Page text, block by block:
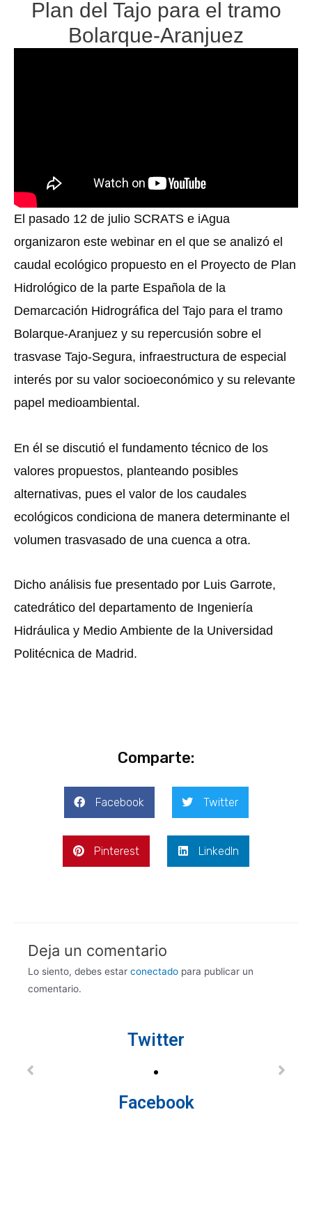
Plan del Tajo para el tramo
Bolarque-Aranjuez
El pasado 12 de julio SCRATS e iAgua
organizaron este webinar en el que se analizó el
caudal ecológico propuesto en el Proyecto de Plan
Hidrológico de la parte Española de la
Demarcación Hidrográfica del Tajo para el tramo
Bolarque-Aranjuez y su repercusión sobre el
trasvase Tajo-Segura, infraestructura de especial
interés por su valor socioeconómico y su relevante
papel medioambiental.
En él se discutió el fundamento técnico de los
valores propuestos, planteando posibles
alternativas, pues el valor de los caudales
ecológicos condiciona de manera determinante el
volumen trasvasado de una cuenca a otra.
Dicho análisis fue presentado por Luis Garrote,
catedrático del departamento de Ingeniería
Hidráulica y Medio Ambiente de la Universidad
Politécnica de Madrid.
Comparte:
Facebook Twitter
Pinterest LinkedIn
Deja un comentario
Lo siento, debes estar conectado para publicar un
comentario.
Twitter
Facebook